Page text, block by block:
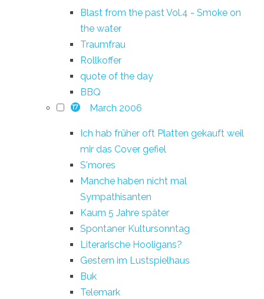
Blast from the past Vol.4 - Smoke on
the water
Traumfrau
Rollkoffer
quote of the day
BBQ
17 March 2006
Ich hab früher oft Platten gekauft weil
mir das Cover gefiel
S'mores
Manche haben nicht mal
Sympathisanten
Kaum 5 Jahre später
Spontaner Kultursonntag
Literarische Hooligans?
Gestern im Lustspielhaus
Buk
Telemark